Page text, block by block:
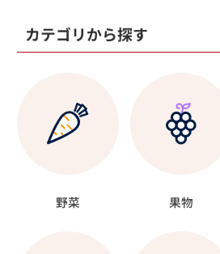
カテゴリから探す
野菜 果物